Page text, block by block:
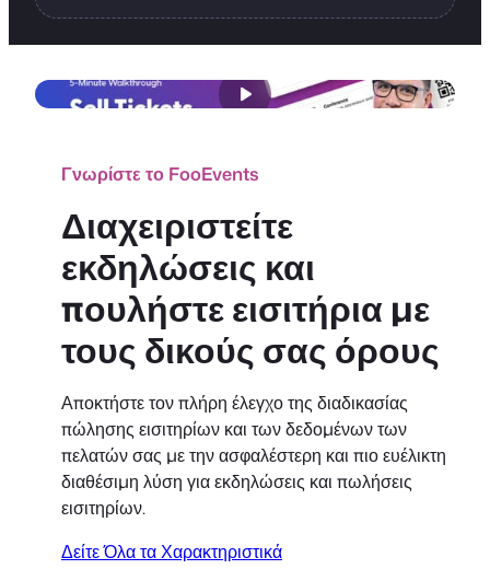
Γνωρίστε το FooEvents
Διαχειριστείτε
εκδηλώσεις και
πουλήστε εισιτήρια με
τους δικούς σας όρους
Αποκτήστε τον πλήρη έλεγχο της διαδικασίας
πώλησης εισιτηρίων και των δεδομένων των
πελατών σας με την ασφαλέστερη και πιο ευέλικτη
διαθέσιμη λύση για εκδηλώσεις και πωλήσεις
εισιτηρίων.
Δείτε Όλα τα Χαρακτηριστικά